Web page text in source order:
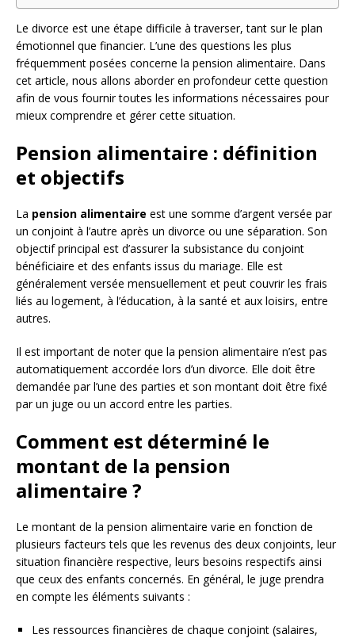
Le divorce est une étape difficile à traverser, tant sur le plan
émotionnel que financier. L’une des questions les plus
fréquemment posées concerne la pension alimentaire. Dans
cet article, nous allons aborder en profondeur cette question
afin de vous fournir toutes les informations nécessaires pour
mieux comprendre et gérer cette situation.
Pension alimentaire : définition
et objectifs
La pension alimentaire est une somme d’argent versée par
un conjoint à l’autre après un divorce ou une séparation. Son
objectif principal est d’assurer la subsistance du conjoint
bénéficiaire et des enfants issus du mariage. Elle est
généralement versée mensuellement et peut couvrir les frais
liés au logement, à l’éducation, à la santé et aux loisirs, entre
autres.
Il est important de noter que la pension alimentaire n’est pas
automatiquement accordée lors d’un divorce. Elle doit être
demandée par l’une des parties et son montant doit être fixé
par un juge ou un accord entre les parties.
Comment est déterminé le
montant de la pension
alimentaire ?
Le montant de la pension alimentaire varie en fonction de
plusieurs facteurs tels que les revenus des deux conjoints, leur
situation financière respective, leurs besoins respectifs ainsi
que ceux des enfants concernés. En général, le juge prendra
en compte les éléments suivants :
Les ressources financières de chaque conjoint (salaires,